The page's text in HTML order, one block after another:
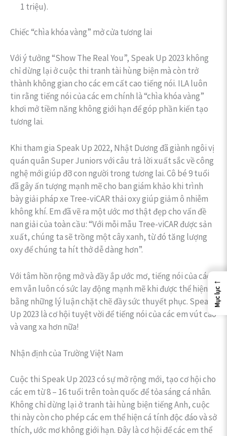
1 triệu).
Chiếc “chìa khóa vàng” mở cửa tương lai
Với ý tưởng “Show The Real You”, Speak Up 2023 không
chỉ dừng lại ở cuộc thi tranh tài hùng biện mà còn trở
thành không gian cho các em cất cao tiếng nói. ILA luôn
tin rằng tiếng nói của các em chính là “chìa khóa vàng”
khơi mở tiềm năng không giới hạn để góp phần kiến tạo
tương lai.
Khi tham gia Speak Up 2022, Nhật Dương đã giành ngôi vị
quán quân Super Juniors với câu trả lời xuất sắc về công
nghệ mới giúp đỡ con người trong tương lai. Cô bé 9 tuổi
đã gây ấn tượng mạnh mẽ cho ban giám khảo khi trình
bày giải pháp xe Tree-viCAR thải oxy giúp giảm ô nhiễm
không khí. Em đã vẽ ra một ước mơ thật đẹp cho vấn đề
nan giải của toàn cầu: “Với mỗi mẫu Tree-viCAR được sản
xuất, chúng ta sẽ trồng một cây xanh, từ đó tăng lượng
oxy để chúng ta hít thở dễ dàng hơn”.
Với tâm hồn rộng mở và đầy ắp ước mơ, tiếng nói của các
em vẫn luôn có sức lay động mạnh mẽ khi được thể hiện
bằng những lý luận chặt chẽ đầy sức thuyết phục. Speak
Up 2023 là cơ hội tuyệt vời để tiếng nói của các em vút cao
và vang xa hơn nữa!
Nhận định của Trường Việt Nam
Cuộc thi Speak Up 2023 có sự mở rộng mới, tạo cơ hội cho
các em từ 8 – 16 tuổi trên toàn quốc để tỏa sáng cá nhân.
Không chỉ dừng lại ở tranh tài hùng biện tiếng Anh, cuộc
thi này còn cho phép các em thể hiện cá tính độc đáo và sở
thích, ước mơ không giới hạn. Đây là cơ hội để các em thể
←
Mục lục